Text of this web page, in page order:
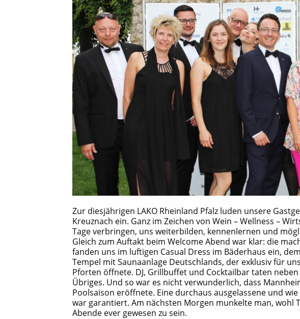
Zur diesjährigen LAKO Rheinland Pfalz luden unsere
Kreuznach ein. Ganz im Zeichen von Wein – Wellness –
Tage verbringen, uns weiterbilden, kennenlernen und
Gleich zum Auftakt beim Welcome Abend war klar: die
fanden uns im luftigen Casual Dress im Bäderhaus ein,
Tempel mit Saunaanlage Deutschlands, der exklusiv für
Pforten öffnete. DJ, Grillbuffet und Cocktailbar taten
Übriges. Und so war es nicht verwunderlich, dass
Poolsaison eröffnete. Eine durchaus ausgelassene und
war garantiert. Am nächsten Morgen munkelte man, wohl
Abende ever gewesen zu sein.